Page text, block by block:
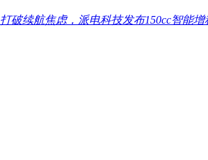
打破续航焦虑，派电科技发布150cc智能